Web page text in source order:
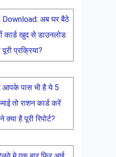
अब घर बैठे
कार्ड खुद से डाउनलोड
प्रक्रिया?
आपके पास भी है ये 5
तो राशन कार्ड करें
है पूरी रिपोर्ट?